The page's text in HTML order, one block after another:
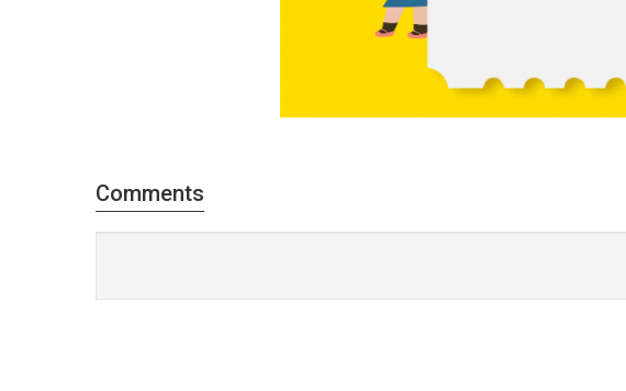
Comments